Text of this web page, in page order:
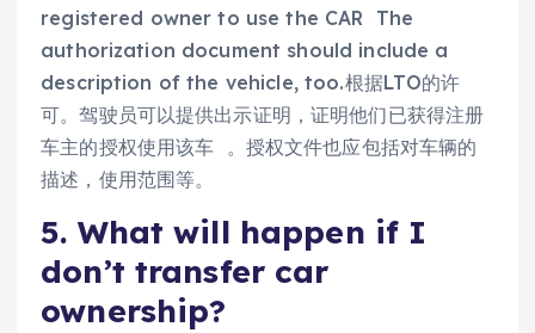
registered owner to use the CAR The
authorization document should include a
description of the vehicle, too.根据LTO的许
可。驾驶员可以提供出示证明，证明他们已获得注册
车主的授权使用该车 。授权文件也应包括对车辆的
描述，使用范围等。
5. What will happen if I
don’t transfer car
ownership?